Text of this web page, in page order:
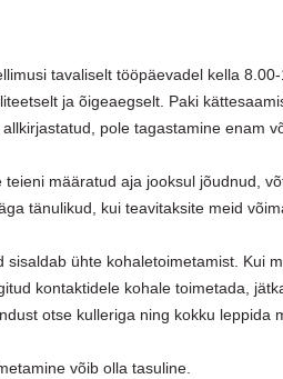
tavaliselt tööpäevadel kella
ja õigeaegselt. Paki
pole tagastamine enam
teieni määratud aja jooksul jõudnud,
tänulikud, kui teavitaksite meid
sisaldab ühte kohaletoimetamist. Kui
kontaktidele kohale toimetada,
otse kulleriga ning kokku leppida
võib olla tasuline.